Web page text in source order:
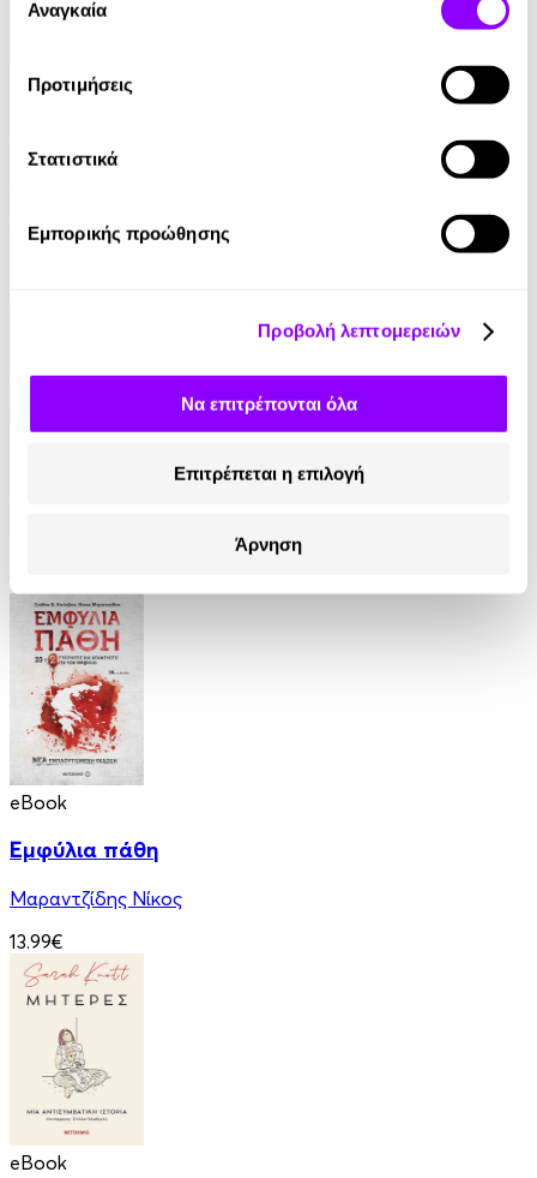
των υπηρεσιών τους.
συγκατάθεσης
Αναγκαία
Προτιμήσεις
Στατιστικά
Εμπορικής προώθησης
Προβολή λεπτομερειών
Να επιτρέπονται όλα
Επιτρέπεται η επιλογή
Άρνηση
Audiobook
0.00€
Η Ελλάδα του Όθωνα
eBook
Εμφύλια πάθη
Μαραντζίδης Νίκος
13.99€
eBook